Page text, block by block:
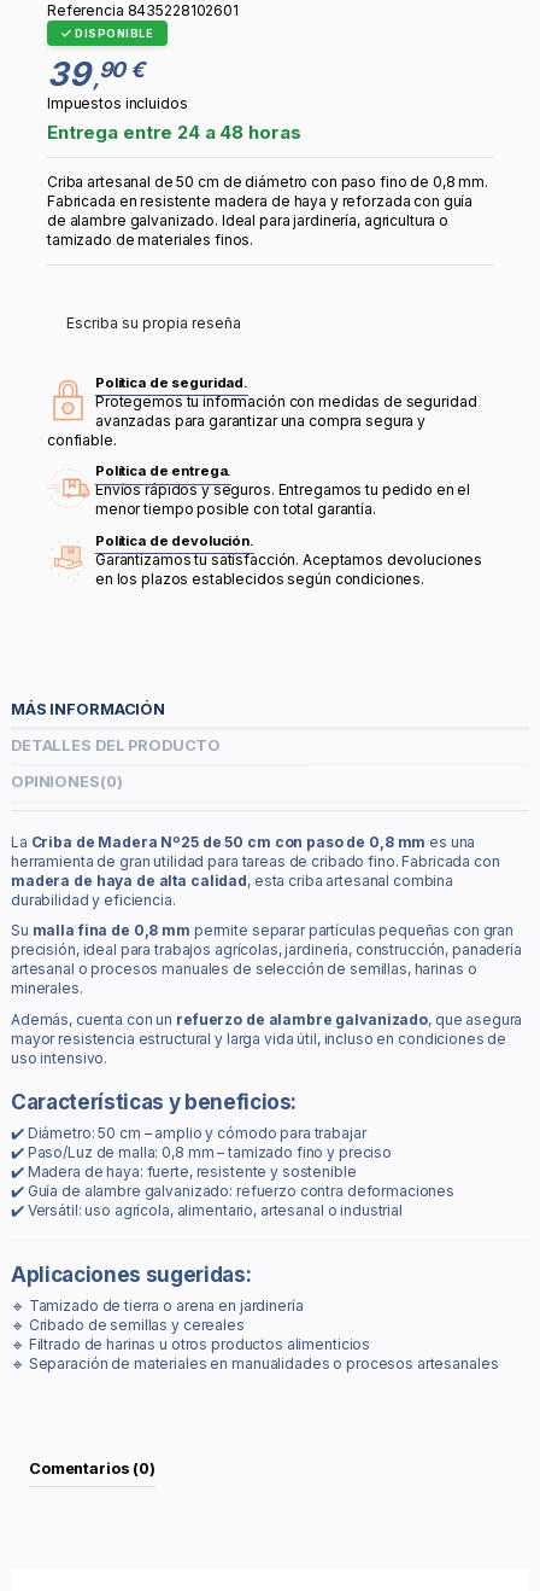
Referencia 8435228102601
DISPONIBLE
39,90 €
Impuestos incluidos
Entrega entre 24 a 48 horas
Criba artesanal de 50 cm de diámetro con paso fino de 0,8 mm.
Fabricada en resistente madera de haya y reforzada con guía
de alambre galvanizado. Ideal para jardinería, agricultura o
tamizado de materiales finos.
Escriba su propia reseña
Política de seguridad.
Protegemos tu información con medidas de seguridad
avanzadas para garantizar una compra segura y
confiable.
Política de entrega.
Envíos rápidos y seguros. Entregamos tu pedido en el
menor tiempo posible con total garantía.
Política de devolución.
Garantizamos tu satisfacción. Aceptamos devoluciones
en los plazos establecidos según condiciones.
MÁS INFORMACIÓN
DETALLES DEL PRODUCTO
OPINIONES(0)
La Criba de Madera Nº25 de 50 cm con paso de 0,8 mm es una
herramienta de gran utilidad para tareas de cribado fino. Fabricada con
madera de haya de alta calidad, esta criba artesanal combina
durabilidad y eficiencia.
Su malla fina de 0,8 mm permite separar partículas pequeñas con gran
precisión, ideal para trabajos agrícolas, jardinería, construcción, panadería
artesanal o procesos manuales de selección de semillas, harinas o
minerales.
Además, cuenta con un refuerzo de alambre galvanizado, que asegura
mayor resistencia estructural y larga vida útil, incluso en condiciones de
uso intensivo.
Características y beneficios:
✔️ Diámetro: 50 cm – amplio y cómodo para trabajar
✔️ Paso/Luz de malla: 0,8 mm – tamizado fino y preciso
✔️ Madera de haya: fuerte, resistente y sostenible
✔️ Guía de alambre galvanizado: refuerzo contra deformaciones
✔️ Versátil: uso agrícola, alimentario, artesanal o industrial
Aplicaciones sugeridas:
🔹 Tamizado de tierra o arena en jardinería
🔹 Cribado de semillas y cereales
🔹 Filtrado de harinas u otros productos alimenticios
🔹 Separación de materiales en manualidades o procesos artesanales
Comentarios (0)